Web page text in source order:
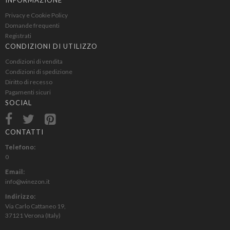
Marche IGT
Maremma Toscana IGT
Merlot
Monferrato Dolcetto DOC
Montecucco Rosso
Montepulciano
Moscato
Moscato di Noto
Muller Thurgau
Nero d Avola
Nero di Troia
Privacy e Cookie Policy
Domande frequenti
Registrati
CONDIZIONI DI UTILIZZO
Condizioni di vendita
Condizioni di spedizione
Diritto di recesso
Pagamenti sicuri
SOCIAL
CONTATTI
Telefono:
0
Email:
info@winezon.it
Indirizzo:
Via Carlo Cattaneo 19,
37121 Verona (Italy)